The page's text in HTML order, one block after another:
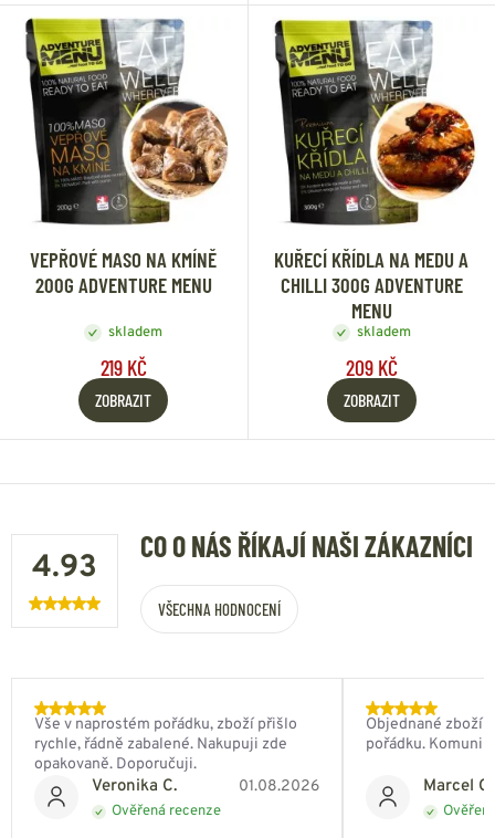
VEPŘOVÉ MASO NA KMÍNĚ
200G ADVENTURE MENU
skladem
219 KČ
ZOBRAZIT
KUŘECÍ KŘÍDLA NA MEDU A
CHILLI 300G ADVENTURE
MENU
skladem
209 KČ
ZOBRAZIT
4.93
CO O NÁS ŘÍKAJÍ NAŠI ZÁKAZNÍCI
VŠECHNA HODNOCENÍ
Veronika C. 01.08.2026
Ověřená recenze
Vše v naprostém pořádku, zboží přišlo
rychle, řádně zabalené. Nakupuji zde
opakovaně. Doporučuji.
Marcel
Objednané zboží
pořádku.